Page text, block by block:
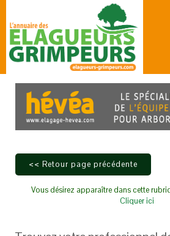
Vous désirez apparaître dans cette
Cliquer ici